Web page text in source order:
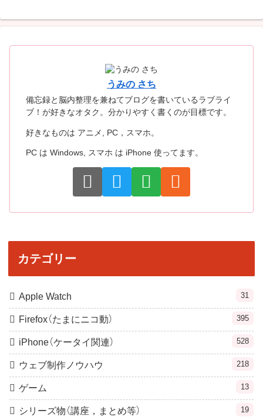
うみの さち
備忘録と脳内整理を兼ねてブログを書いているラブライ
ブ！が好きなオタク。分かりやすく書くのが目標です。
好きなものは アニメ, PC，スマホ。
PC は Windows, スマホ は iPhone 使ってます。
カテゴリー
Apple Watch 31
Firefox（たまにニコ動） 395
iPhone（ケータイ関連） 528
ウェブ制作ノウハウ 218
ゲーム 13
シリーズ物（講座，まとめ等） 19